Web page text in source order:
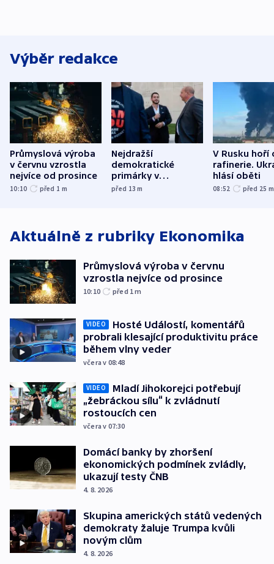
Výběr redakce
Průmyslová výroba
v červnu vzrostla
nejvíce od prosince
10:10 před 1 m
Nejdražší
demokratické
primárky v
Michiganu stranu
před 13m
V Rusku hoří
rafinerie.
hlásí oběti
08:52 před 25 m
Aktuálně z rubriky Ekonomika
Průmyslová výroba v červnu
vzrostla nejvíce od prosince
10:10 před 1m
VIDEO
Hosté Událostí, komentářů
probrali klesající produktivitu práce
během vlny veder
včera v 08:48
VIDEO
Mladí Jihokorejci potřebují
„žebráckou sílu“ k zvládnutí
rostoucích cen
včera v 07:30
Domácí banky by zhoršení
ekonomických podmínek zvládly,
ukazují testy ČNB
4. 8. 2026
Skupina amerických států vedených
demokraty žaluje Trumpa kvůli
novým clům
4. 8. 2026